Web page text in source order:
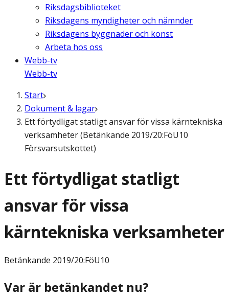
Riksdagsbiblioteket
Riksdagens myndigheter och nämnder
Riksdagens byggnader och konst
Arbeta hos oss
Webb-tv
Webb-tv
Start
Dokument & lagar
Ett förtydligat statligt ansvar för vissa kärntekniska
verksamheter (Betänkande 2019/20:FöU10
Försvarsutskottet)
Ett förtydligat statligt
ansvar för vissa
kärntekniska verksamheter
Betänkande 2019/20:FöU10
Var är betänkandet nu?